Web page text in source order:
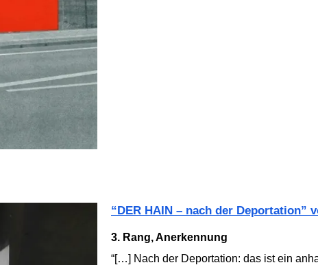
“DER HAIN – nach der Deportation”
3. Rang, Anerkennung
“[…] Nach der Deportation: das ist ein